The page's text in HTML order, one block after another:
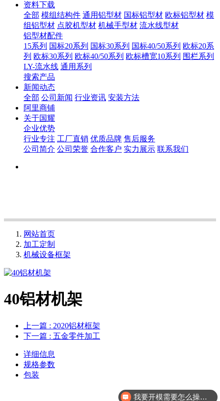
资料下载
全部 模组结构件 通用铝型材 国标铝型材 欧标铝型材 模
组铝型材 点胶机型材 机械手型材 流水线型材
铝型材配件
15系列 国标20系列 国标30系列 国标40/50系列 欧标20系
列 欧标30系列 欧标40/50系列 欧标槽宽10系列 围栏系列
LY-流水线 通用系列
搜索产品
新闻动态
全部 公司新闻 行业资讯 安装方法
阿里商铺
关于国耀
企业优势
行业专注 工厂直销 优质品牌 售后服务
公司简介 公司荣誉 合作客户 实力展示 联系我们
网站首页
加工定制
机械设备框架
40铝材机架
上一篇 : 2020铝材框架
下一篇 : 五金零件加工
详细信息
规格参数
包装
我要开模需要怎么操作？